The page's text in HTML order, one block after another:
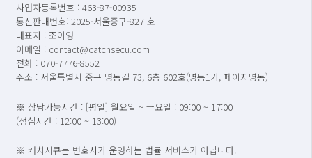
사업자등록번호 : 463-87-00935
통신판매번호: 2025-서울중구-827 호
대표자 : 조아영
이메일 : contact@catchsecu.com
전화 : 070-7776-8552
주소 : 서울특별시 중구 명동길 73, 6층 602호(명동1가, 페이지명동)
※ 상담가능시간 : [평일] 월요일 ~ 금요일 : 09:00 ~ 17:00
(점심시간 : 12:00 ~ 13:00)
※ 캐치시큐는 변호사가 운영하는 법률 서비스가 아닙니다.